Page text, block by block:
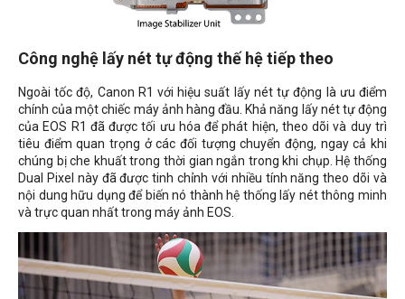
Công nghệ lấy nét tự động thế hệ tiếp theo
Ngoài tốc độ, Canon R1 với hiệu suất lấy nét tự động là ưu điểm
chính của một chiếc máy ảnh hàng đầu. Khả năng lấy nét tự động
của EOS R1 đã được tối ưu hóa để phát hiện, theo dõi và duy trì
tiêu điểm quan trọng ở các đối tượng chuyển động, ngay cả khi
chúng bị che khuất trong thời gian ngắn trong khi chụp. Hệ thống
Dual Pixel này đã được tinh chỉnh với nhiều tính năng theo dõi và
nội dung hữu dụng để biến nó thành hệ thống lấy nét thông minh
và trực quan nhất trong máy ảnh EOS.